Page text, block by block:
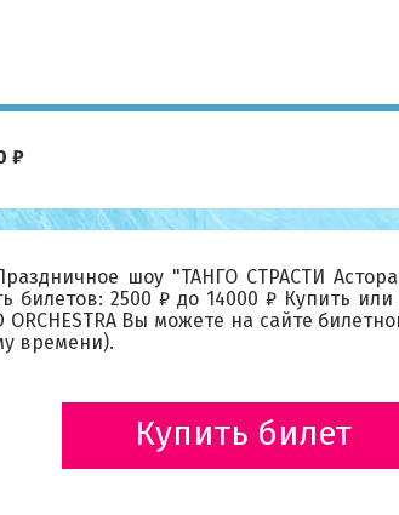
₽
шоу "ТАНГО СТРАСТИ
билетов: 2500 ₽ до 14000 ₽ Купить
Вы можете на сайте
времени).
Купить билет